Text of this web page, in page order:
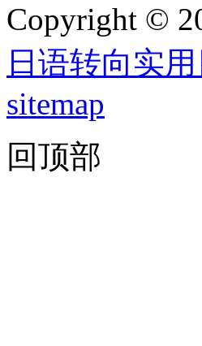
Copyright ©
日语转向实
sitemap
回顶部